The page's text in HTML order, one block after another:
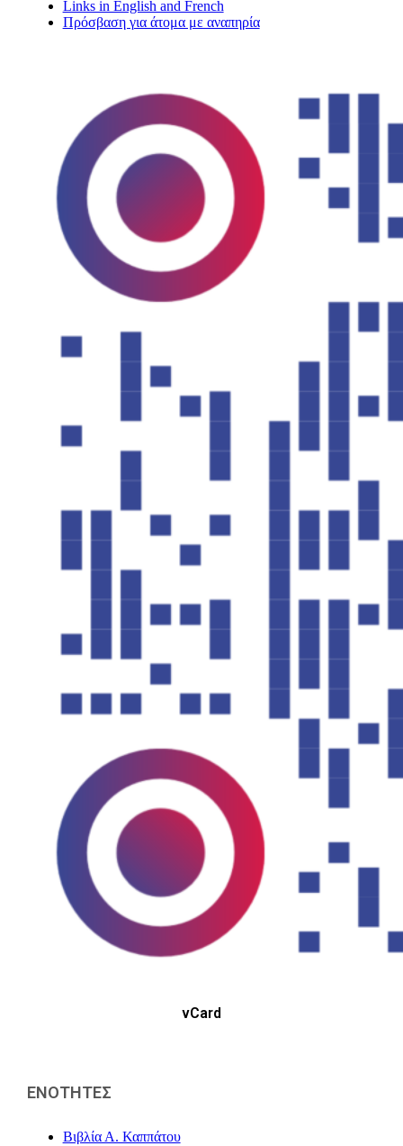
Links in English and French
Πρόσβαση για άτομα με αναπηρία
vCard
ΕΝΟΤΗΤΕΣ
Βιβλία Α. Καππάτου